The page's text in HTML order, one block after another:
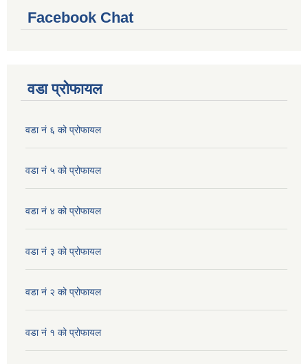
Facebook Chat
वडा प्रोफायल
वडा नं ६ को प्रोफायल
वडा नं ५ को प्रोफायल
वडा नं ४ को प्रोफायल
वडा नं ३ को प्रोफायल
वडा नं २ को प्रोफायल
वडा नं १ को प्रोफायल